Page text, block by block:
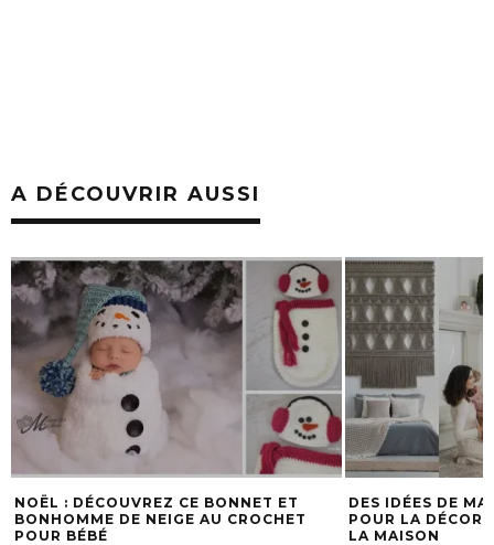
A DÉCOUVRIR AUSSI
NOËL : DÉCOUVREZ CE BONNET ET
BONHOMME DE NEIGE AU CROCHET
POUR BÉBÉ
DES IDÉES DE
POUR LA
LA MAISON